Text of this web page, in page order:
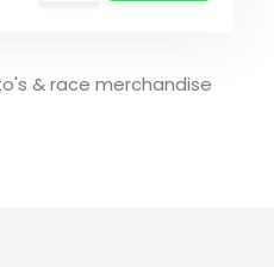
& race merchandise